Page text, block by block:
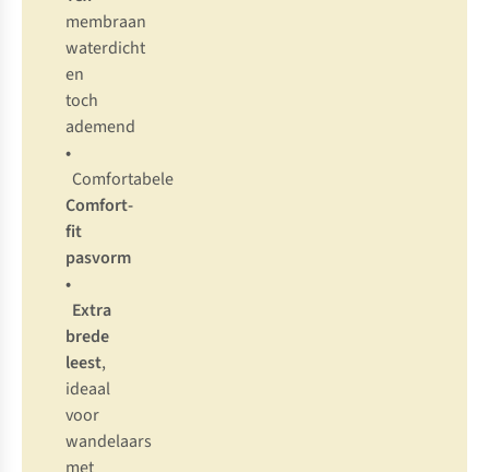
membraan
waterdicht
en
toch
ademend
•
Comfortabele
Comfort-
fit
pasvorm
•
Extra
brede
leest,
ideaal
voor
wandelaars